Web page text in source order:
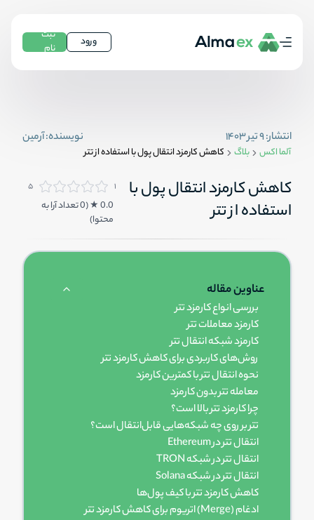
ورود
ثبت
نام
انتشار:۹ تیر ۱۴۰۳ نویسنده:آرمین
آلما اکس بلاگ کاهش کارمزد انتقال پول با استفاده از تتر
کاهش کارمزد انتقال پول با
استفاده از تتر
۱ ۵
0.0
★ (
0تعداد آرا به
محتوا)
عناوین مقاله
بررسی انواع کارمزد تتر
کارمزد معاملات تتر
کارمزد شبکه انتقال تتر
روش‌های کاربردی برای کاهش کارمزد تتر
نحوه انتقال تتر با کمترین کارمزد
معامله تتر بدون کارمزد
چرا کارمزد تتر بالا است؟
تتر بر روی چه شبکه‌هایی قابل‌انتقال است؟
انتقال تتر در Ethereum
انتقال تتر در شبکه TRON
انتقال تتر در شبکه Solana
کاهش کارمزد تتر با کیف پول‌ها
ادغام (Merge) اتریوم برای کاهش کارمزد تتر